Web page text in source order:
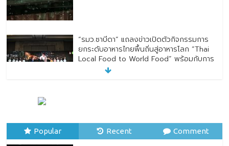
“รมว.ซาบีดา” แถลงข่าวเปิดตัวกิจกรรมการ
ยกระดับอาหารไทยพื้นถิ่นสู่อาหารโลก “Thai
Local Food to World Food” พร้อมกับการ
เปิดตัวตราสัญลักษณ์ “Thailand Best
พระบาทสมเด็จพระปรเมนทรรามาธิบดีศรีสิน
ทรมหาวชิราลงกรณ พระวชิรเกล้าเจ้าอยู่หัว
Popular Recent Comment